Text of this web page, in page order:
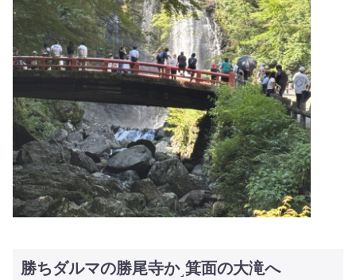
勝ちダルマの勝尾寺か˼箕面の大滝へ